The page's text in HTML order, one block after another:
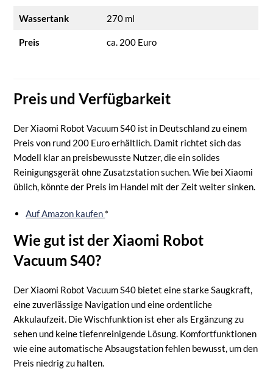
Wassertank 270 ml
Preis ca. 200 Euro
Preis und Verfügbarkeit
Der Xiaomi Robot Vacuum S40 ist in Deutschland zu einem
Preis von rund 200 Euro erhältlich. Damit richtet sich das
Modell klar an preisbewusste Nutzer, die ein solides
Reinigungsgerät ohne Zusatzstation suchen. Wie bei Xiaomi
üblich, könnte der Preis im Handel mit der Zeit weiter sinken.
Auf Amazon kaufen *
Wie gut ist der Xiaomi Robot
Vacuum S40?
Der Xiaomi Robot Vacuum S40 bietet eine starke Saugkraft,
eine zuverlässige Navigation und eine ordentliche
Akkulaufzeit. Die Wischfunktion ist eher als Ergänzung zu
sehen und keine tiefenreinigende Lösung. Komfortfunktionen
wie eine automatische Absaugstation fehlen bewusst, um den
Preis niedrig zu halten.